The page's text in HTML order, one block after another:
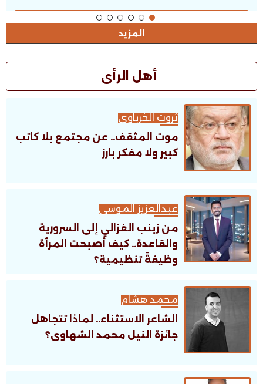
المزيد
أهل الرأى
ثروت الخرباوى
موت المثقف.. عن مجتمع بلا كاتب
كبير ولا مفكر بارز
عبدالعزيز الموسى
من زينب الغزالي إلى السرورية
والقاعدة.. كيف أصبحت المرأة
وظيفةً تنظيمية؟
محمد هشام
الشاعر الاستثناء.. لماذا تتجاهل
جائزة النيل محمد الشهاوى؟